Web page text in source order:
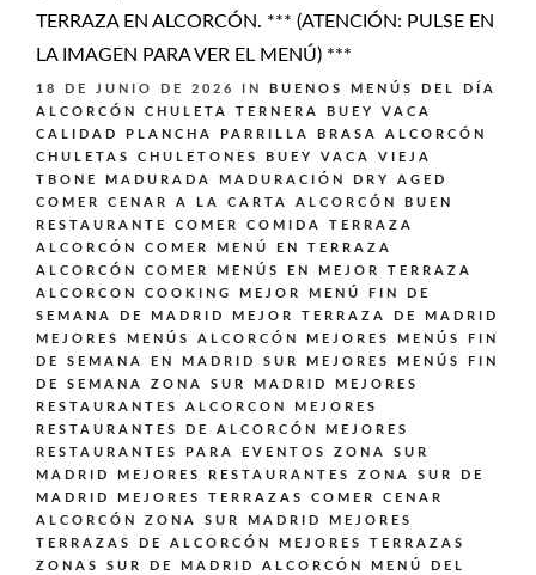
TERRAZA EN ALCORCÓN. *** (ATENCIÓN: PULSE EN
LA IMAGEN PARA VER EL MENÚ) ***
18 DE JUNIO DE 2026 IN
BUENOS MENÚS DEL DÍA
ALCORCÓN
CHULETA TERNERA BUEY VACA
CALIDAD PLANCHA PARRILLA BRASA ALCORCÓN
CHULETAS CHULETONES BUEY VACA VIEJA
TBONE MADURADA MADURACIÓN DRY AGED
COMER CENAR A LA CARTA ALCORCÓN BUEN
RESTAURANTE
COMER COMIDA TERRAZA
ALCORCÓN
COMER MENÚ EN TERRAZA
ALCORCÓN
COMER MENÚS EN MEJOR TERRAZA
ALCORCON
COOKING
MEJOR MENÚ FIN DE
SEMANA DE MADRID
MEJOR TERRAZA DE MADRID
MEJORES MENÚS ALCORCÓN
MEJORES MENÚS FIN
DE SEMANA EN MADRID SUR
MEJORES MENÚS FIN
DE SEMANA ZONA SUR MADRID
MEJORES
RESTAURANTES ALCORCON
MEJORES
RESTAURANTES DE ALCORCÓN
MEJORES
RESTAURANTES PARA EVENTOS ZONA SUR
MADRID
MEJORES RESTAURANTES ZONA SUR DE
MADRID
MEJORES TERRAZAS COMER CENAR
ALCORCÓN ZONA SUR MADRID
MEJORES
TERRAZAS DE ALCORCÓN
MEJORES TERRAZAS
ZONAS SUR DE MADRID ALCORCÓN
MENÚ DEL